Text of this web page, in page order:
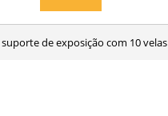
suporte de exposição com 10 velas